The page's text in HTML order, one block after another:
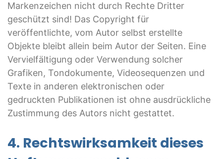
Markenzeichen nicht durch Rechte Dritter
geschützt sind! Das Copyright für
veröffentlichte, vom Autor selbst erstellte
Objekte bleibt allein beim Autor der Seiten. Eine
Vervielfältigung oder Verwendung solcher
Grafiken, Tondokumente, Videosequenzen und
Texte in anderen elektronischen oder
gedruckten Publikationen ist ohne ausdrückliche
Zustimmung des Autors nicht gestattet.
4. Rechtswirksamkeit dieses